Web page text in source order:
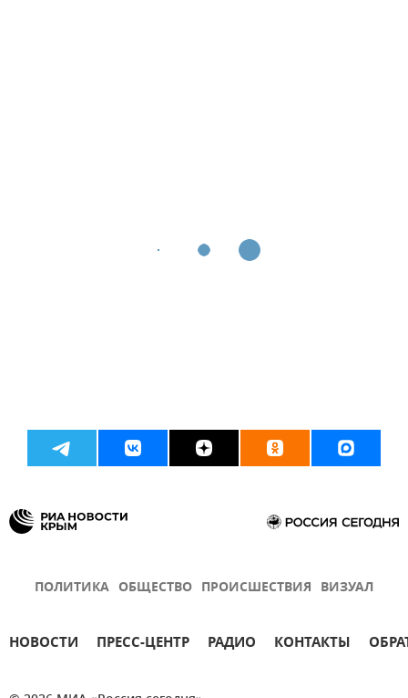
ПОЛИТИКА ОБЩЕСТВО ПРОИСШЕСТВИЯ ВИЗУАЛ
НОВОСТИ ПРЕСС-ЦЕНТР РАДИО КОНТАКТЫ